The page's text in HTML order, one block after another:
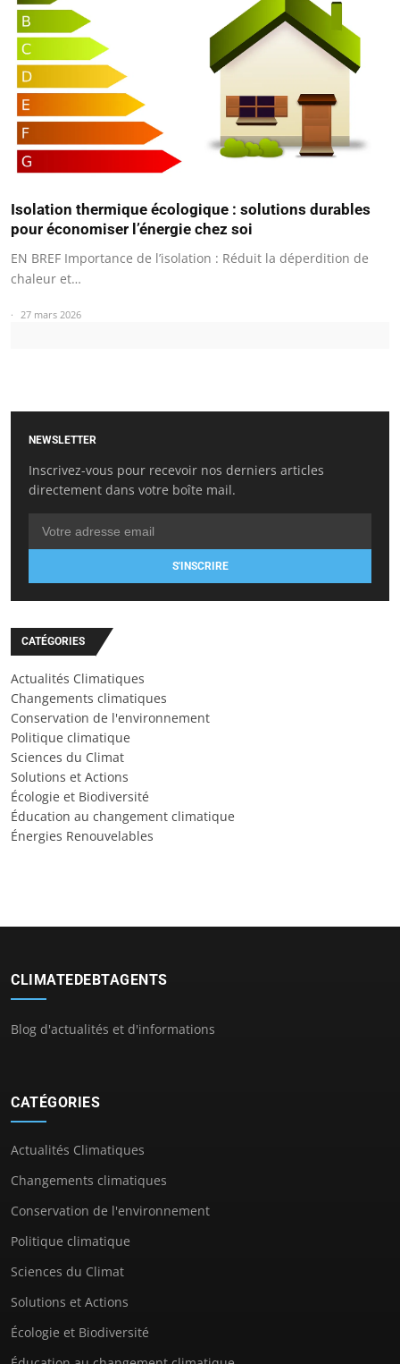
Isolation thermique écologique : solutions durables
pour économiser l’énergie chez soi
EN BREF Importance de l’isolation : Réduit la déperdition de
chaleur et…
27 mars 2026
NEWSLETTER
Inscrivez-vous pour recevoir nos derniers articles
directement dans votre boîte mail.
S'INSCRIRE
CATÉGORIES
Actualités Climatiques
Changements climatiques
Conservation de l'environnement
Politique climatique
Sciences du Climat
Solutions et Actions
Écologie et Biodiversité
Éducation au changement climatique
Énergies Renouvelables
CLIMATEDEBTAGENTS
Blog d'actualités et d'informations
CATÉGORIES
Actualités Climatiques
Changements climatiques
Conservation de l'environnement
Politique climatique
Sciences du Climat
Solutions et Actions
Écologie et Biodiversité